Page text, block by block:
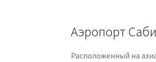
Аэропорт
Расположенный на